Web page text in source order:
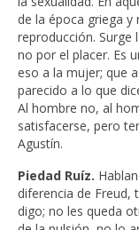
de la época griega
reproducción. Surge
no por el placer. Es
eso a la mujer; que
parecido a lo que
Al hombre no, al
satisfacerse, pero
Agustín.
Piedad Ruíz.
diferencia de Freud,
digo; no les queda